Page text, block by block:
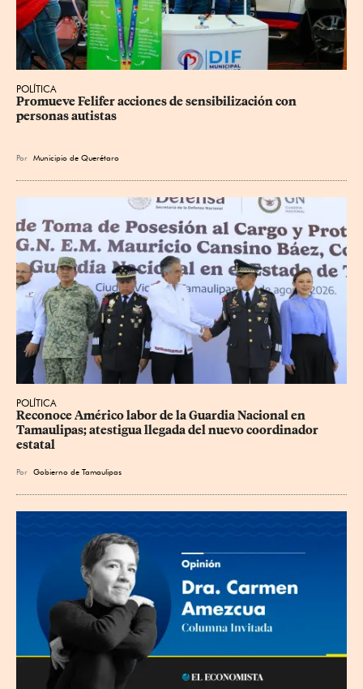
POLÍTICA
Promueve Felifer acciones de sensibilización con
personas autistas
Por Municipio de Querétaro
POLÍTICA
Reconoce Américo labor de la Guardia Nacional en
Tamaulipas; atestigua llegada del nuevo coordinador
estatal
Por Gobierno de Tamaulipas